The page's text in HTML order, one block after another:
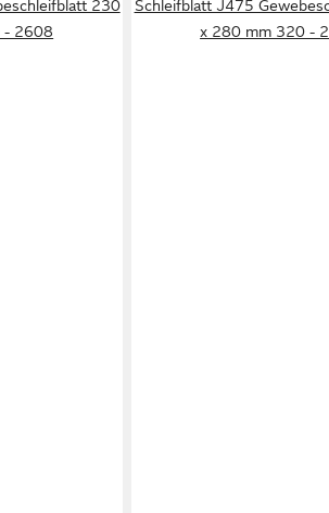
230
- 2608
Schleifblatt J475
x 280 mm 320 -